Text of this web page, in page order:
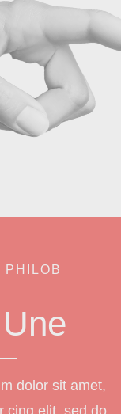
PHILOB
dolor sit amet,
cing elit, sed do